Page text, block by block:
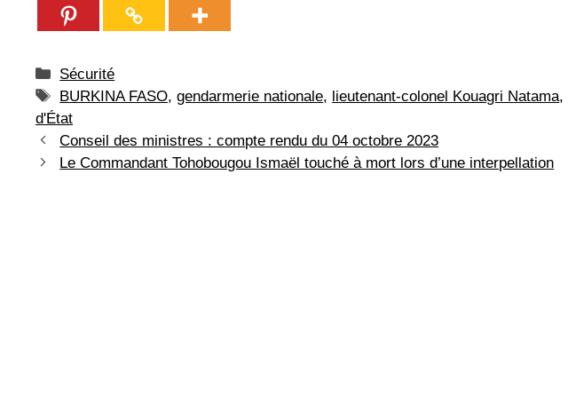
Catégories
Sécurité
Étiquettes
BURKINA FASO,gendarmerie nationale, lieutenant-colonel Kouagri Natama,
d'État
Conseil des ministres : compte rendu du 04 octobre 2023
Le Commandant Tohobougou Ismaël touché à mort lors d’une interpellation